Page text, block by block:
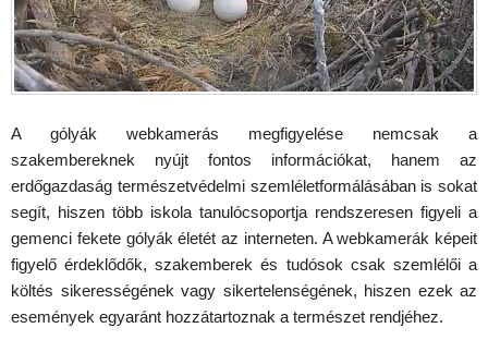
A gólyák webkamerás megfigyelése nemcsak a
szakembereknek nyújt fontos információkat, hanem az
erdőgazdaság természetvédelmi szemléletformálásában is sokat
segít, hiszen több iskola tanulócsoportja rendszeresen figyeli a
gemenci fekete gólyák életét az interneten. A webkamerák képeit
figyelő érdeklődők, szakemberek és tudósok csak szemlélői a
költés sikerességének vagy sikertelenségének, hiszen ezek az
események egyaránt hozzátartoznak a természet rendjéhez.